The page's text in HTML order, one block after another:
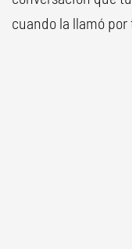
cuando la llamó